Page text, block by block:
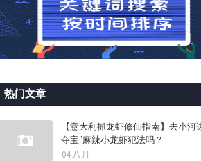
热门文章
【意大利抓龙虾修仙指南】去小河
夺宝”麻辣小龙虾犯法吗？
04 八月